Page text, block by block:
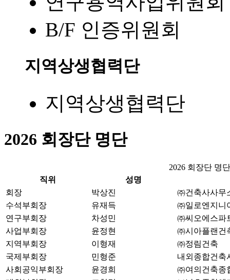
B/F 인증위원회
지역상생협력단
지역상생협력단
2026 회장단 명단
2026 회장단 명단
직위
성명
회장
박상진
㈜건축사사무
수석부회장
유재득
㈜일로엔지니
연구부회장
차성민
㈜씨오에스파
사업부회장
윤정현
㈜시아플랜건
지역부회장
이형재
㈜정림건축
국제부회장
민형준
내외종합건축
사회공익부회장
윤경희
㈜여의건축종